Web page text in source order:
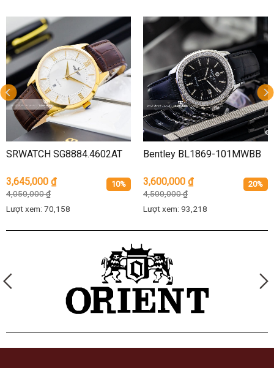
SRWATCH SG8884.4602AT
3,645,000 ₫
4,050,000₫
10%
Lượt xem: 70,158
Bentley BL1869-101MWBB
3,600,000 ₫
4,500,000₫
20%
Lượt xem: 93,218